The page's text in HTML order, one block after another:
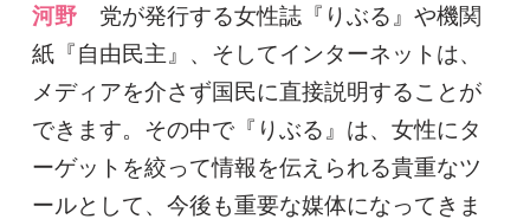
河野
党が発行する女性誌『りぶる』や機関
紙『自由民主』、そしてインターネットは、
メディアを介さず国民に直接説明することが
できます。その中で『りぶる』は、女性にタ
ーゲットを絞って情報を伝えられる貴重なツ
ールとして、今後も重要な媒体になってきま